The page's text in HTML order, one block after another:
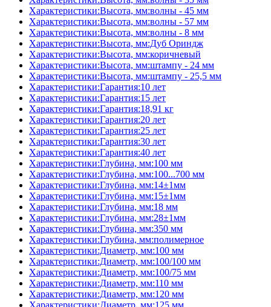
Характеристики:Высота, мм:волны - 45 мм
Характеристики:Высота, мм:волны - 57 мм
Характеристики:Высота, мм:волны - 8 мм
Характеристики:Высота, мм:Дуб Ориндж
Характеристики:Высота, мм:коричневый
Характеристики:Высота, мм:штампу - 24 мм
Характеристики:Высота, мм:штампу - 25,5 мм
Характеристики:Гарантия:10 лет
Характеристики:Гарантия:15 лет
Характеристики:Гарантия:18,91 кг
Характеристики:Гарантия:20 лет
Характеристики:Гарантия:25 лет
Характеристики:Гарантия:30 лет
Характеристики:Гарантия:40 лет
Характеристики:Глубина, мм:100 мм
Характеристики:Глубина, мм:100...700 мм
Характеристики:Глубина, мм:14±1мм
Характеристики:Глубина, мм:15±1мм
Характеристики:Глубина, мм:18 мм
Характеристики:Глубина, мм:28±1мм
Характеристики:Глубина, мм:350 мм
Характеристики:Глубина, мм:полимерное
Характеристики:Диаметр, мм:100 мм
Характеристики:Диаметр, мм:100/100 мм
Характеристики:Диаметр, мм:100/75 мм
Характеристики:Диаметр, мм:110 мм
Характеристики:Диаметр, мм:120 мм
Характеристики:Диаметр, мм:125 мм